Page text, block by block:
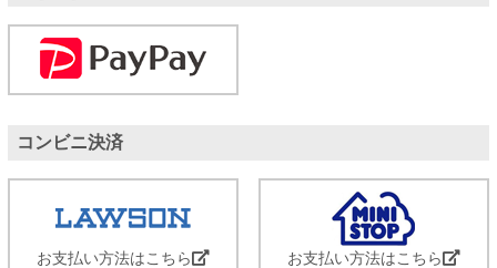
コンビニ決済
お支払い方法はこちら お支払い方法はこちら